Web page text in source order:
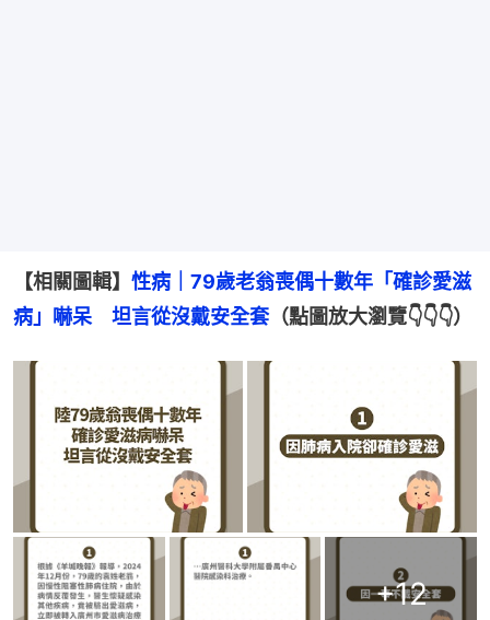
【相關圖輯】 性病｜79歲老翁喪偶十數年「確診愛滋
病」嚇呆　坦言從沒戴安全套（點圖放大瀏覽👇👇👇）
+12